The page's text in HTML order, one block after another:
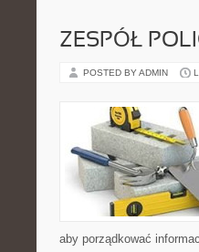
ZESPÓŁ
POSTED BY ADMIN
aby porządkować